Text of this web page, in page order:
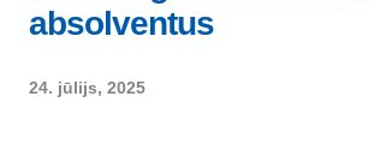
absolventus
24. jūlijs, 2025